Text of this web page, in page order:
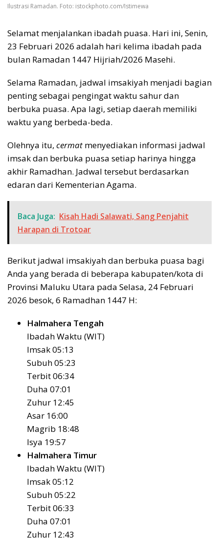
Ilustrasi Ramadan. Foto: istockphoto.com/Istimewa
Selamat menjalankan ibadah puasa. Hari ini, Senin,
23 Februari 2026 adalah hari kelima ibadah pada
bulan Ramadan 1447 Hijriah/2026 Masehi.
Selama Ramadan, jadwal imsakiyah menjadi bagian
penting sebagai pengingat waktu sahur dan
berbuka puasa. Apa lagi, setiap daerah memiliki
waktu yang berbeda-beda.
Olehnya itu, cermat menyediakan informasi jadwal
imsak dan berbuka puasa setiap harinya hingga
akhir Ramadhan. Jadwal tersebut berdasarkan
edaran dari Kementerian Agama.
Baca Juga: Kisah Hadi Salawati, Sang Penjahit
Harapan di Trotoar
Berikut jadwal imsakiyah dan berbuka puasa bagi
Anda yang berada di beberapa kabupaten/kota di
Provinsi Maluku Utara pada Selasa, 24 Februari
2026 besok, 6 Ramadhan 1447 H:
Halmahera Tengah
Ibadah Waktu (WIT)
Imsak 05:13
Subuh 05:23
Terbit 06:34
Duha 07:01
Zuhur 12:45
Asar 16:00
Magrib 18:48
Isya 19:57
Halmahera Timur
Ibadah Waktu (WIT)
Imsak 05:12
Subuh 05:22
Terbit 06:33
Duha 07:01
Zuhur 12:43